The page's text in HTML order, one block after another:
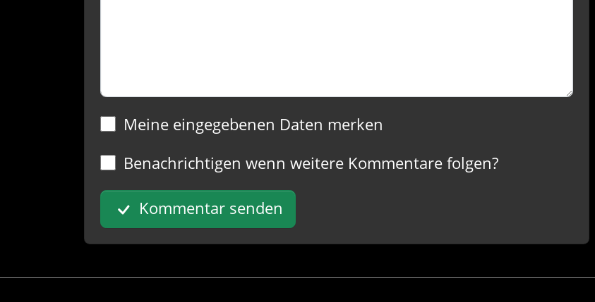
Meine eingegebenen Daten merken
Benachrichtigen wenn weitere Kommentare folgen?
Kommentar senden